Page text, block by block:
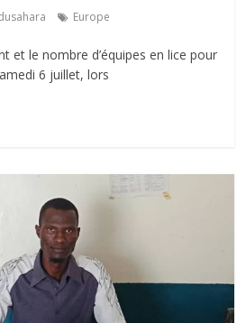
Europe
et le nombre d’équipes en lice pour
6 juillet, lors